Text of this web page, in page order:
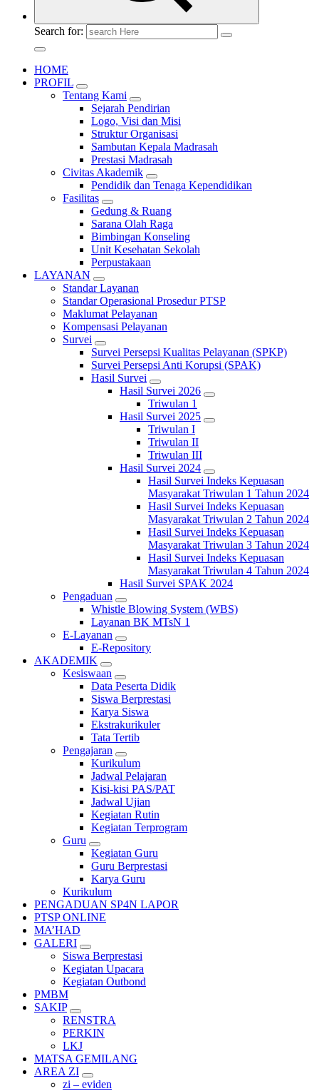
Search for:
HOME
PROFIL
Tentang Kami
Sejarah Pendirian
Logo, Visi dan Misi
Struktur Organisasi
Sambutan Kepala Madrasah
Prestasi Madrasah
Civitas Akademik
Pendidik dan Tenaga Kependidikan
Fasilitas
Gedung & Ruang
Sarana Olah Raga
Bimbingan Konseling
Unit Kesehatan Sekolah
Perpustakaan
LAYANAN
Standar Layanan
Standar Operasional Prosedur PTSP
Maklumat Pelayanan
Kompensasi Pelayanan
Survei
Survei Persepsi Kualitas Pelayanan (SPKP)
Survei Persepsi Anti Korupsi (SPAK)
Hasil Survei
Hasil Survei 2026
Triwulan 1
Hasil Survei 2025
Triwulan I
Triwulan II
Triwulan III
Hasil Survei 2024
Hasil Survei Indeks Kepuasan
Masyarakat Triwulan 1 Tahun 2024
Hasil Survei Indeks Kepuasan
Masyarakat Triwulan 2 Tahun 2024
Hasil Survei Indeks Kepuasan
Masyarakat Triwulan 3 Tahun 2024
Hasil Survei Indeks Kepuasan
Masyarakat Triwulan 4 Tahun 2024
Hasil Survei SPAK 2024
Pengaduan
Whistle Blowing System (WBS)
Layanan BK MTsN 1
E-Layanan
E-Repository
AKADEMIK
Kesiswaan
Data Peserta Didik
Siswa Berprestasi
Karya Siswa
Ekstrakurikuler
Tata Tertib
Pengajaran
Kurikulum
Jadwal Pelajaran
Kisi-kisi PAS/PAT
Jadwal Ujian
Kegiatan Rutin
Kegiatan Terprogram
Guru
Kegiatan Guru
Guru Berprestasi
Karya Guru
Kurikulum
PENGADUAN SP4N LAPOR
PTSP ONLINE
MA’HAD
GALERI
Siswa Berprestasi
Kegiatan Upacara
Kegiatan Outbond
PMBM
SAKIP
RENSTRA
PERKIN
LKJ
MATSA GEMILANG
AREA ZI
zi – eviden